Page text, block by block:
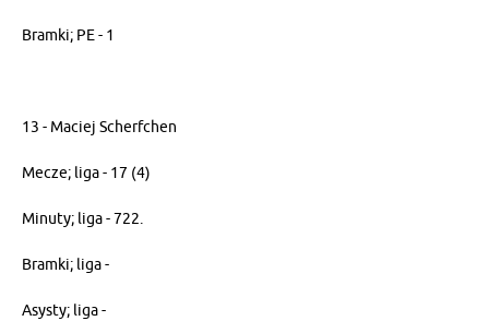
Bramki; PE - 1
13 - Maciej Scherfchen
Mecze; liga - 17 (4)
Minuty; liga - 722.
Bramki; liga -
Asysty; liga -